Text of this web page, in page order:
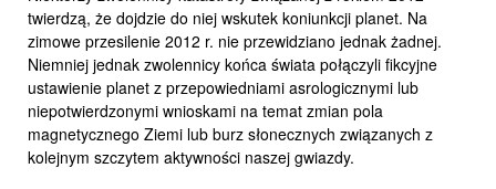
twierdzą, że dojdzie do niej wskutek koniunkcji planet. Na
zimowe przesilenie 2012 r. nie przewidziano jednak żadnej.
Niemniej jednak zwolennicy końca świata połączyli fikcyjne
ustawienie planet z przepowiedniami asrologicznymi lub
niepotwierdzonymi wnioskami na temat zmian pola
magnetycznego Ziemi lub burz słonecznych związanych z
kolejnym szczytem aktywności naszej gwiazdy.